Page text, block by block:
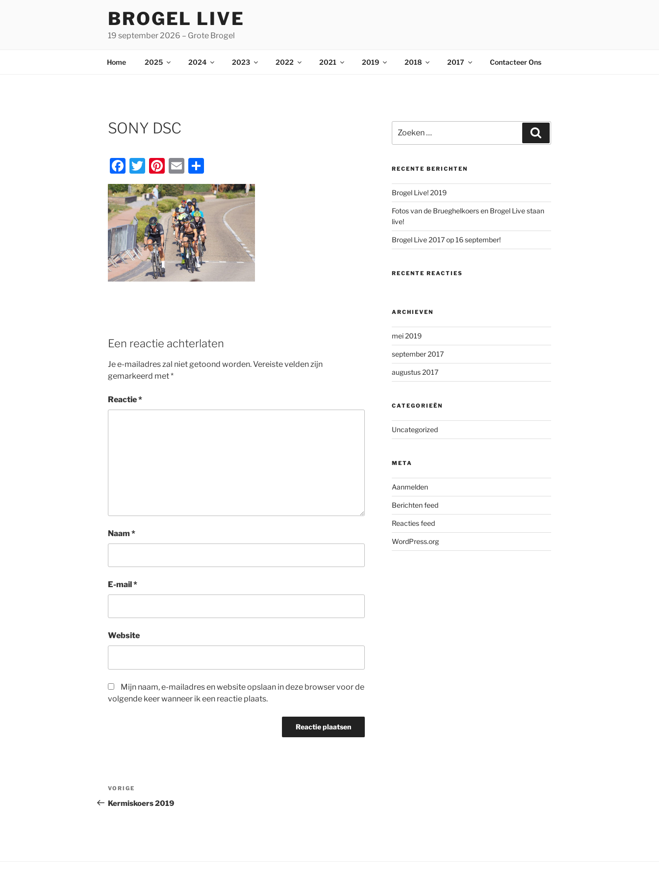
BROGEL LIVE
19 september 2026 – Grote Brogel
Home 2025 2024 2023 2022 2021 2019 2018 2017 Contacteer Ons
SONY DSC
F
a
c
e
b
o
o
k
T
w
itt
er
Pi
nt
er
e
st
E
m
ai
l
el
e
Een reactie achterlaten
Je e-mailadres zal niet getoond worden.Vereiste velden zijn
gemarkeerd met*
Reactie*
Naam *
E-mail*
Website
Mijn naam, e-mailadres en website opslaan in deze browser voor de
volgende keer wanneer ik een reactie plaats.
Berichtnavigatie
Vorig
bericht
VORIGE
Kermiskoers 2019
naar:
RECENTE BERICHTEN
Brogel Live! 2019
Fotos van de Brueghelkoers en Brogel Live staan
live!
Brogel Live 2017 op 16 september!
RECENTE REACTIES
ARCHIEVEN
mei 2019
september 2017
augustus 2017
CATEGORIEËN
Uncategorized
META
Aanmelden
Berichten feed
Reacties feed
WordPress.org